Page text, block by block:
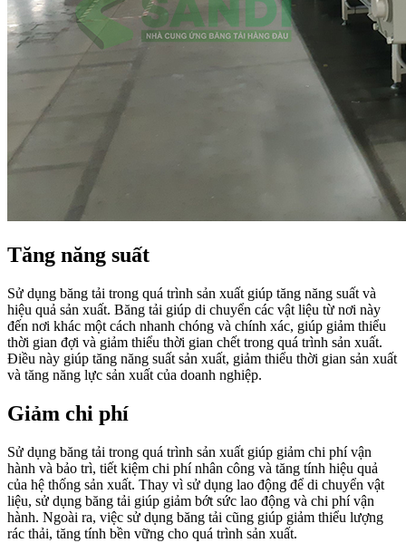
Tăng năng suất
Sử dụng băng tải trong quá trình sản xuất giúp tăng năng suất và
hiệu quả sản xuất. Băng tải giúp di chuyển các vật liệu từ nơi này
đến nơi khác một cách nhanh chóng và chính xác, giúp giảm thiểu
thời gian đợi và giảm thiểu thời gian chết trong quá trình sản xuất.
Điều này giúp tăng năng suất sản xuất, giảm thiểu thời gian sản xuất
và tăng năng lực sản xuất của doanh nghiệp.
Giảm chi phí
Sử dụng băng tải trong quá trình sản xuất giúp giảm chi phí vận
hành và bảo trì, tiết kiệm chi phí nhân công và tăng tính hiệu quả
của hệ thống sản xuất. Thay vì sử dụng lao động để di chuyển vật
liệu, sử dụng băng tải giúp giảm bớt sức lao động và chi phí vận
hành. Ngoài ra, việc sử dụng băng tải cũng giúp giảm thiểu lượng
rác thải, tăng tính bền vững cho quá trình sản xuất.